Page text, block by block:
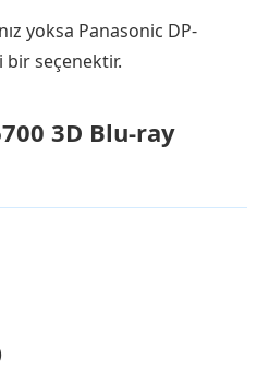
yoksa Panasonic DP-
bir seçenektir.
3D Blu-ray